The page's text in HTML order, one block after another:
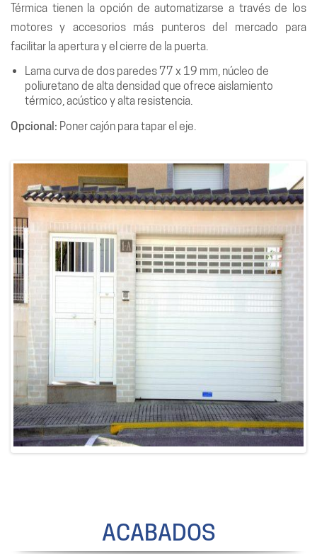
Térmica tienen la opción de automatizarse a través de los
motores y accesorios más punteros del mercado para
facilitar la apertura y el cierre de la puerta.
Lama curva de dos paredes 77 x 19 mm, núcleo de
poliuretano de alta densidad que ofrece aislamiento
térmico, acústico y alta resistencia.
Opcional: Poner cajón para tapar el eje.
ACABADOS